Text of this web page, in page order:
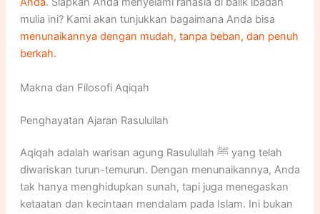
mulia ini? Kami akan tunjukkan bagaimana Anda bisa
menunaikannya dengan mudah, tanpa beban, dan penuh
berkah.
Makna dan Filosofi Aqiqah
Penghayatan Ajaran Rasulullah
Aqiqah adalah warisan agung Rasulullah ﷺ yang telah
diwariskan turun-temurun. Dengan menunaikannya, Anda
tak hanya menghidupkan sunah, tapi juga menegaskan
ketaatan dan kecintaan mendalam pada Islam. Ini bukan